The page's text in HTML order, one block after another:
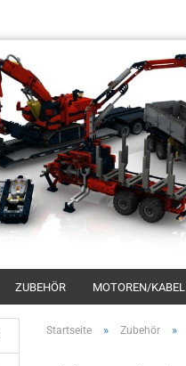
ZUBEHÖR MOTOREN/KABEL
Startseite » Zubehör »